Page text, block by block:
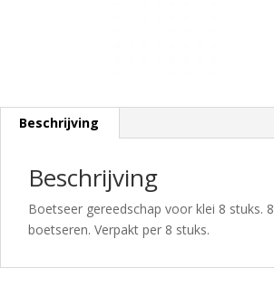
Beschrijving
Beschrijving
Boetseer gereedschap voor klei 8 stuks.
boetseren. Verpakt per 8 stuks.